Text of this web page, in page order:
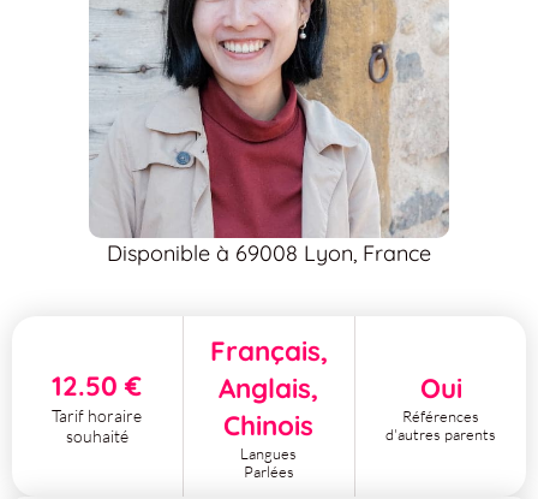
Disponible à 69008 Lyon, France
12.50 €
Tarif horaire
souhaité
Français,
Anglais,
Chinois
Langues
Parlées
Oui
Références
d'autres parents